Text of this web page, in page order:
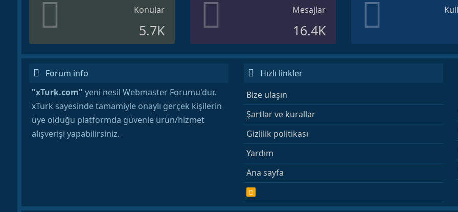
Konular
5.7K
Mesajlar
16.4K
Forum info
"xTurk.com" yeni nesil Webmaster Forumu'dur.
xTurk sayesinde tamamiyle onaylı gerçek kişilerin
üye olduğu platformda güvenle ürün/hizmet
alışverişi yapabilirsiniz.
Hızlı linkler
Bize ulaşın
Şartlar ve kurallar
Gizlilik politikası
Yardım
Ana sayfa
R
S
S